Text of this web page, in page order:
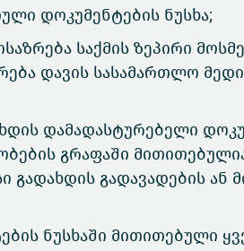
დოკუმენტების ნუსხა;
საქმის ზეპირი
დავის სასამართლო
დამადასტურებელი
გრაფაში
გადახდის გადავადების ან
ნუსხაში მითითებული